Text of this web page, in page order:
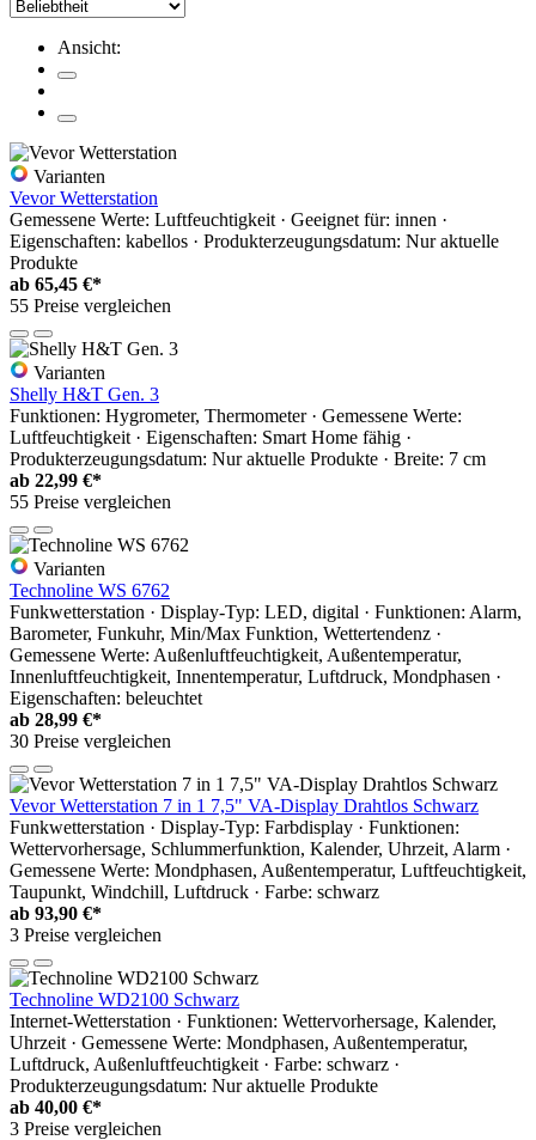
Ansicht:
Varianten
Vevor Wetterstation
Gemessene Werte: Luftfeuchtigkeit · Geeignet für: innen ·
Eigenschaften: kabellos · Produkterzeugungsdatum: Nur aktuelle
Produkte
ab 65,45 €*
55 Preise vergleichen
Varianten
Shelly H&T Gen. 3
Funktionen: Hygrometer, Thermometer · Gemessene Werte:
Luftfeuchtigkeit · Eigenschaften: Smart Home fähig ·
Produkterzeugungsdatum: Nur aktuelle Produkte · Breite: 7 cm
ab 22,99 €*
55 Preise vergleichen
Varianten
Technoline WS 6762
Funkwetterstation · Display-Typ: LED, digital · Funktionen: Alarm,
Barometer, Funkuhr, Min/Max Funktion, Wettertendenz ·
Gemessene Werte: Außenluftfeuchtigkeit, Außentemperatur,
Innenluftfeuchtigkeit, Innentemperatur, Luftdruck, Mondphasen ·
Eigenschaften: beleuchtet
ab 28,99 €*
30 Preise vergleichen
Vevor Wetterstation 7 in 1 7,5" VA-Display Drahtlos Schwarz
Funkwetterstation · Display-Typ: Farbdisplay · Funktionen:
Wettervorhersage, Schlummerfunktion, Kalender, Uhrzeit, Alarm ·
Gemessene Werte: Mondphasen, Außentemperatur, Luftfeuchtigkeit,
Taupunkt, Windchill, Luftdruck · Farbe: schwarz
ab 93,90 €*
3 Preise vergleichen
Technoline WD2100 Schwarz
Internet-Wetterstation · Funktionen: Wettervorhersage, Kalender,
Uhrzeit · Gemessene Werte: Mondphasen, Außentemperatur,
Luftdruck, Außenluftfeuchtigkeit · Farbe: schwarz ·
Produkterzeugungsdatum: Nur aktuelle Produkte
ab 40,00 €*
3 Preise vergleichen